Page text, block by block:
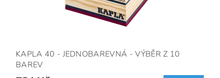
KAPLA 40 - JEDNOBAREVNÁ - VÝBĚR Z 10
BAREV